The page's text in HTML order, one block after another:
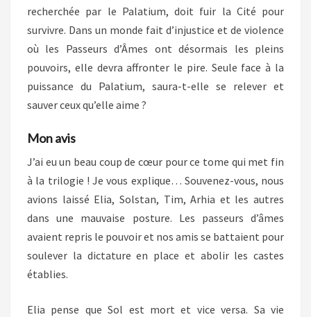
recherchée par le Palatium, doit fuir la Cité pour
survivre. Dans un monde fait d’injustice et de violence
où les Passeurs d’Âmes ont désormais les pleins
pouvoirs, elle devra affronter le pire. Seule face à la
puissance du Palatium, saura-t-elle se relever et
sauver ceux qu’elle aime ?
Mon avis
J’ai eu un beau coup de cœur pour ce tome qui met fin
à la trilogie ! Je vous explique… Souvenez-vous, nous
avions laissé Elia, Solstan, Tim, Arhia et les autres
dans une mauvaise posture. Les passeurs d’âmes
avaient repris le pouvoir et nos amis se battaient pour
soulever la dictature en place et abolir les castes
établies.
Elia pense que Sol est mort et vice versa. Sa vie